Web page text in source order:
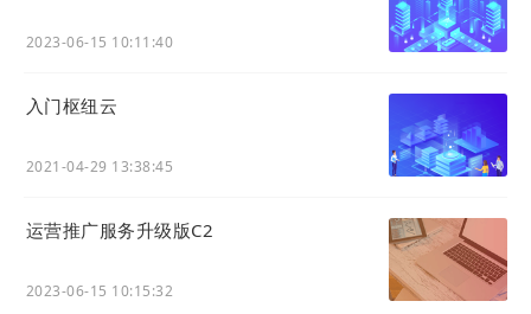
2023-06-15 10:11:40
入门枢纽云
2021-04-29 13:38:45
运营推广服务升级版C2
2023-06-15 10:15:32